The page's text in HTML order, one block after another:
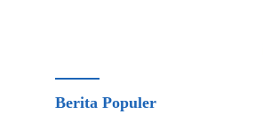
Berita Populer